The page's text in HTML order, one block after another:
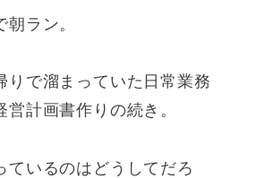
朝ラン。
りで溜まっていた日常業務
営計画書作りの続き。
ているのはどうしてだろ